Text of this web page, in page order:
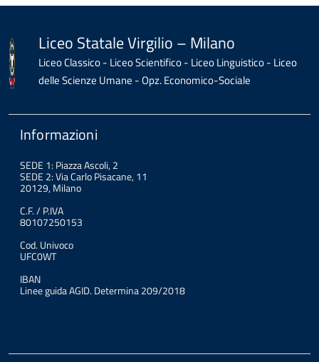
all'inizio
contenutoLiceo Statale Virgilio – Milano
Liceo Classico - Liceo Scientifico - Liceo Linguistico - Liceo
delle Scienze Umane - Opz. Economico-Sociale
Informazioni
SEDE 1: Piazza Ascoli, 2
SEDE 2: Via Carlo Pisacane, 11
20129, Milano
C.F. / P.IVA
80107250153
Cod. Univoco
UFC0WT
IBAN
Linee guida AGID. Determina 209/2018